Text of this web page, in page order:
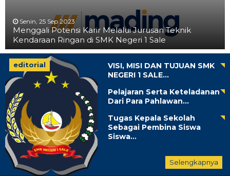
Senin, 25 Sep 2023
Menggali Potensi Karir Melalui Jurusan Teknik
Kendaraan Ringan di SMK Negeri 1 Sale
editorial
VISI, MISI DAN TUJUAN SMK
NEGERI 1 SALE...
Pelajaran Serta Keteladanan
Dari Para Pahlawan...
Tugas Kepala Sekolah
Sebagai Pembina Siswa
Siswa...
Selengkapnya